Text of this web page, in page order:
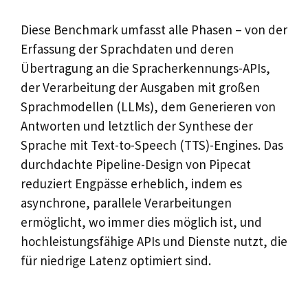
Diese Benchmark umfasst alle Phasen – von der
Erfassung der Sprachdaten und deren
Übertragung an die Spracherkennungs-APIs,
der Verarbeitung der Ausgaben mit großen
Sprachmodellen (LLMs), dem Generieren von
Antworten und letztlich der Synthese der
Sprache mit Text-to-Speech (TTS)-Engines. Das
durchdachte Pipeline-Design von Pipecat
reduziert Engpässe erheblich, indem es
asynchrone, parallele Verarbeitungen
ermöglicht, wo immer dies möglich ist, und
hochleistungsfähige APIs und Dienste nutzt, die
für niedrige Latenz optimiert sind.